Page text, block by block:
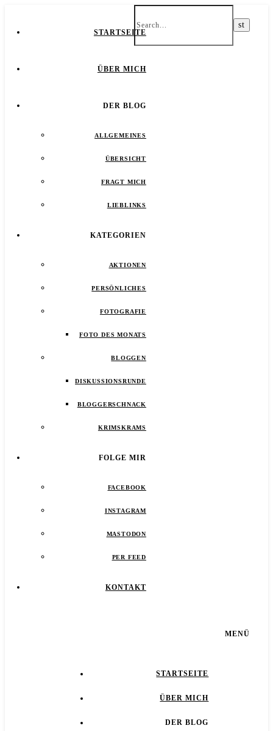
STARTSEITE
ÜBER MICH
DER BLOG
ALLGEMEINES
ÜBERSICHT
FRAGT MICH
LIEBLINKS
KATEGORIEN
AKTIONEN
PERSÖNLICHES
FOTOGRAFIE
FOTO DES MONATS
BLOGGEN
DISKUSSIONSRUNDE
BLOGGERSCHNACK
KRIMSKRAMS
FOLGE MIR
FACEBOOK
INSTAGRAM
MASTODON
PER FEED
KONTAKT
MENÜ
STARTSEITE
ÜBER MICH
DER BLOG